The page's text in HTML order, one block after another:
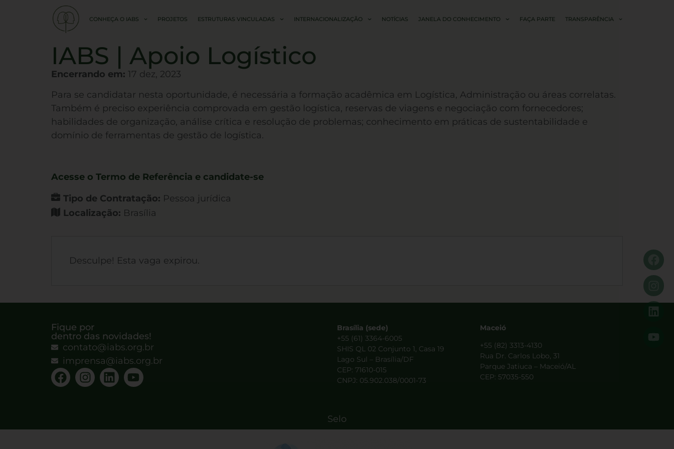
CONHEÇA O IABS PROJETOS ESTRUTURAS VINCULADAS INTERNACIONALIZAÇÃO NOTÍCIAS JANELA DO CONHECIMENTO FAÇA PARTE TRANSPARÊNCIA
IABS | Apoio Logístico
Encerrando em: 17 dez, 2023
Para se candidatar nesta oportunidade, é necessária a formação acadêmica em Logística, Administração ou áreas correlatas.
Também é preciso experiência comprovada em gestão logística, reservas de viagens e negociação com fornecedores;
habilidades de organização, análise crítica e resolução de problemas; conhecimento em práticas de sustentabilidade e
domínio de ferramentas de gestão de logística.
Acesse o Termo de Referência e candidate-se
Tipo de Contratação: Pessoa jurídica
Localização: Brasília
Desculpe! Esta vaga expirou.
Fique por
dentro das novidades!
contato@iabs.org.br
imprensa@iabs.org.br
Brasília (sede)
+55 (61) 3364-6005
SHIS QL 02 Conjunto 1, Casa 19
Lago Sul – Brasília/DF
CEP: 71610-015
CNPJ: 05.902.038/0001-73
Maceió
+55 (82) 3313-4130
Rua Dr. Carlos Lobo, 31
Parque Jatiuca – Maceió/AL
CEP: 57035-550
Selo